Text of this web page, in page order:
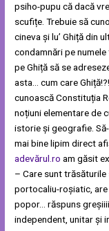
psiho-pupu că dacă
scufițe. Trebuie să
cineva și lu’ Ghiță din
condamnări pe
pe Ghiță să se
asta… cum care
cunoască Constituția
noțiuni elementare de
istorie și geografie.
mai bine lipim direct
adevărul.ro am găsit
– Care sunt trăsăturile
portocaliu-roșiatic,
popor… răspuns
independent, unitar şi